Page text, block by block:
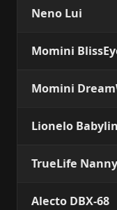
Neno Lui
Momini
Momini
Lionelo
TrueLife
Alecto DBX-68